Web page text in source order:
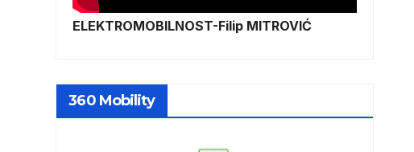
ELEKTROMOBILNOST-Filip MITROVIĆ
360 Mobility